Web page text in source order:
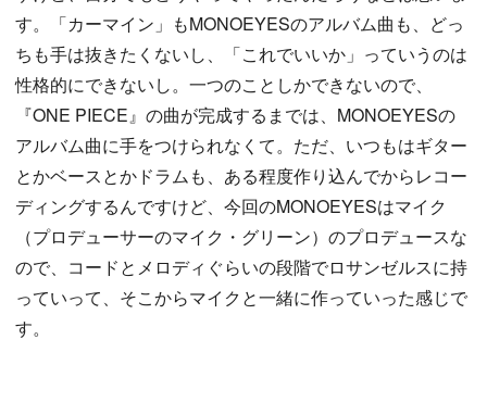
す。「カーマイン」もMONOEYESのアルバム曲も、どっ
ちも手は抜きたくないし、「これでいいか」っていうのは
性格的にできないし。一つのことしかできないので、
『ONE PIECE』の曲が完成するまでは、MONOEYESの
アルバム曲に手をつけられなくて。ただ、いつもはギター
とかベースとかドラムも、ある程度作り込んでからレコー
ディングするんですけど、今回のMONOEYESはマイク
（プロデューサーのマイク・グリーン）のプロデュースな
ので、コードとメロディぐらいの段階でロサンゼルスに持
っていって、そこからマイクと一緒に作っていった感じで
す。